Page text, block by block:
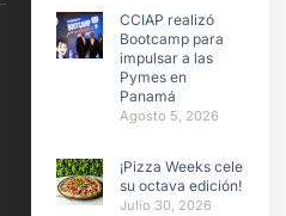
CCIAP realizó
Bootcamp para
impulsar a las
Pymes en
Panamá
Agosto 5, 2026
¡Pizza Weeks celebra
su octava edición!
Julio 30, 2026